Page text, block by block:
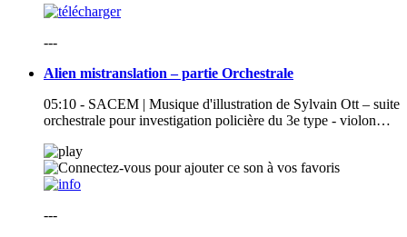
---
Alien mistranslation – partie Orchestrale
05:10 - SACEM | Musique d'illustration de Sylvain Ott – suite
orchestrale pour investigation policière du 3e type - violon…
---